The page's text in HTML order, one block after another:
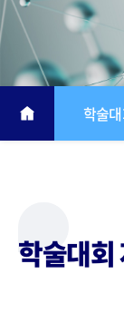
학술
학술대회